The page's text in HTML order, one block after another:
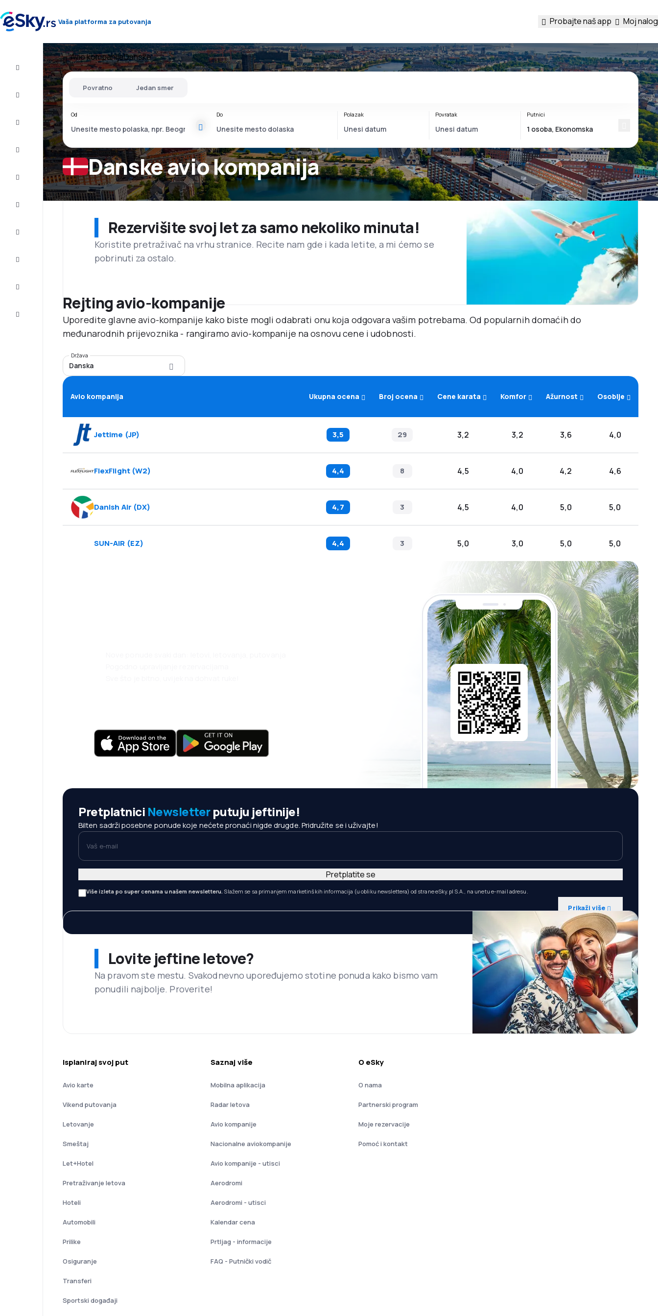
Vaša platforma za putovanja Probajte naš app Moj nalog
Let+Hotel
Letovanje
putovanja
Avio kompanijeDanske
Danske avio kompanija
Povratno Jedan smer
Od Do Polazak Povratak Putnici
Rezervišite svoj let za samo nekoliko minuta!
Koristite pretraživač na vrhu stranice. Recite nam gde i kada letite, a mi ćemo se
pobrinuti za ostalo.
Rejting avio-kompanije
Uporedite glavne avio-kompanije kako biste mogli odabrati onu koja odgovara vašim potrebama. Od popularnih domaćih do
međunarodnih prijevoznika - rangiramo avio-kompanije na osnovu cene i udobnosti.
Država
Danska
Avio kompanija Ukupna ocena Broj ocena Cene karata Komfor Ažurnost Osoblje
Jettime (JP) 3,5 29 3,2 3,2 3,6 4,0
FlexFlight(W2) 4,4 8 4,5 4,0 4,2 4,6
Danish Air (DX) 4,7 3 4,5 4,0 5,0 5,0
SUN-AIR (EZ) 4,4 3 5,0 3,0 5,0 5,0
Pretplatnici Newsletterputuju jeftinije!
Bilten sadrži posebne ponude koje nećete pronaći nigde drugde. Pridružite se i uživajte!
Vaš e-mail
Više izleta po super cenama u našem newsletteru. Slažem se sa primanjem marketinških informacija (u obliku newslettera) od strane eSky.pl S.A., na unetu e-mail adresu.
Prikaži više
Pretplatite se
Lovite jeftine letove?
Na pravom ste mestu. Svakodnevno upoređujemo stotine ponuda kako bismo vam
ponudili najbolje. Proverite!
Isplaniraj svoj put
Avio karte
Vikend putovanja
Letovanje
Smeštaj
Let+Hotel
Pretraživanje letova
Hoteli
Automobili
Prilike
Osiguranje
Transferi
Sportski događaji
Saznaj više
Mobilna aplikacija
Radar letova
Avio kompanije
Nacionalne aviokompanije
Avio kompanije - utisci
Aerodromi
Aerodromi - utisci
Kalendar cena
Prtljag - informacije
FAQ - Putnički vodič
O eSky
O nama
Partnerski program
Moje rezervacije
Pomoć i kontakt